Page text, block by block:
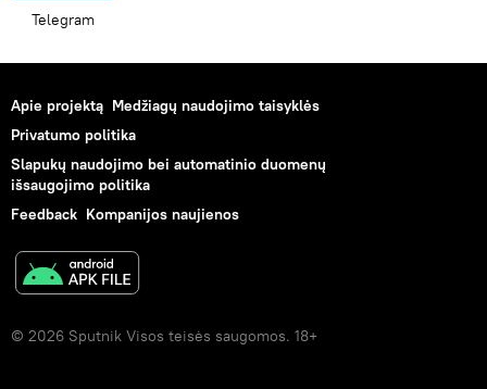
Telegram
Apie projektą Medžiagų naudojimo taisyklės
Privatumo politika
Slapukų naudojimo bei automatinio duomenų
išsaugojimo politika
Feedback Kompanijos naujienos
© 2026 Sputnik Visos teisės saugomos. 18+